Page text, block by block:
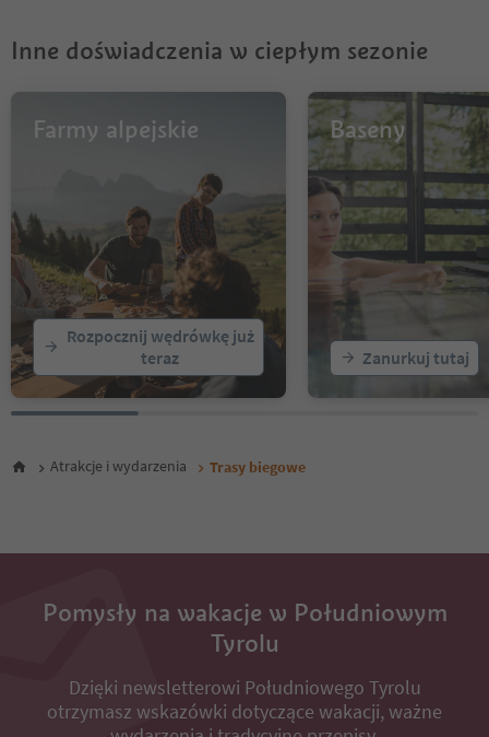
Inne doświadczenia w ciepłym sezonie
Farmy alpejskie
Rozpocznij wędrówkę już
teraz
Baseny
Zanurkuj tutaj
Atrakcje i wydarzenia Trasy biegowe
Pomysły na wakacje w Południowym
Tyrolu
Dzięki newsletterowi Południowego Tyrolu
otrzymasz wskazówki dotyczące wakacji, ważne